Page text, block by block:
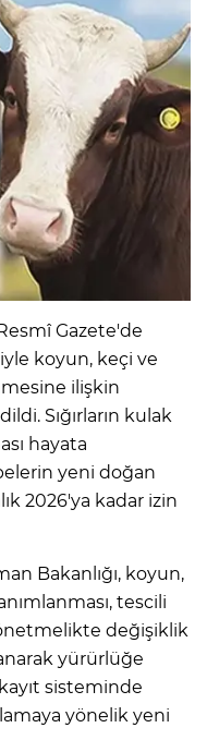
Gazete'de
koyun, keçi ve
ilişkin
Sığırların kulak
hayata
yeni doğan
2026'ya kadar izin
Bakanlığı, koyun,
tescili
değişiklik
yürürlüğe
sisteminde
yönelik yeni